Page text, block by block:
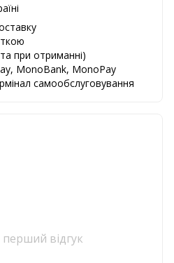
при отриманні)
MonoBank, MonoPay
самообслуговування
відгук